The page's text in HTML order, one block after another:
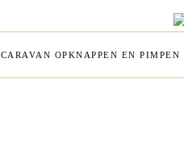
CARAVAN OPKNAPPEN EN PIMPEN